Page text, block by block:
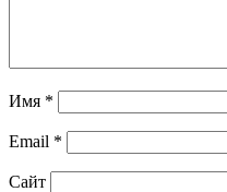
Имя *
Email *
Сайт